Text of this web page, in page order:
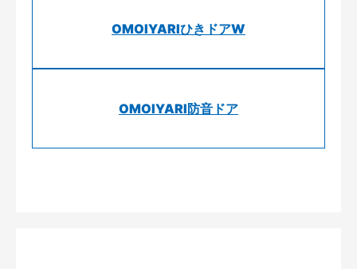
OMOIYARIひきドアW
OMOIYARI防音ドア